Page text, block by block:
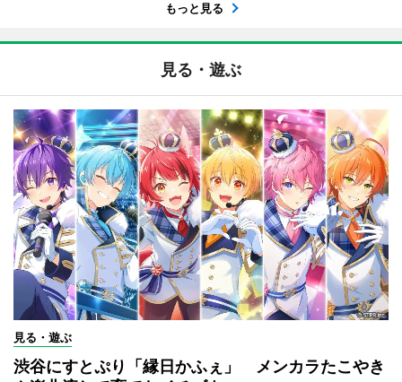
もっと見る
見る・遊ぶ
見る・遊ぶ
渋谷にすとぷり「縁日かふぇ」 メンカラたこやき